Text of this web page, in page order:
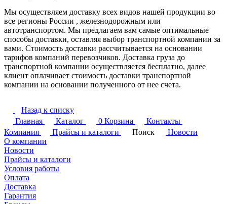
Мы осуществляем доставку всех видов нашей продукции во
все регионы России , железнодорожным или
автотранспортом. Мы предлагаем вам самые оптимальные
способы доставки, оставляя выбор транспортной компании за
вами. Стоимость доставки рассчитывается на основании
тарифов компаний перевозчиков. Доставка груза до
транспортной компании осуществляется бесплатно, далее
клиент оплачивает стоимость доставки транспортной
компании на основании полученного от нее счета.
Назад к списку
Главная
Каталог 0 Корзина
Контакты
Компания
Прайсы и каталоги Поиск
Новости
О компании
Новости
Прайсы и каталоги
Условия работы
Оплата
Доставка
Гарантия